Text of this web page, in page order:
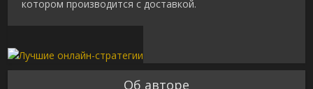
котором производится с доставкой.
Об авторе